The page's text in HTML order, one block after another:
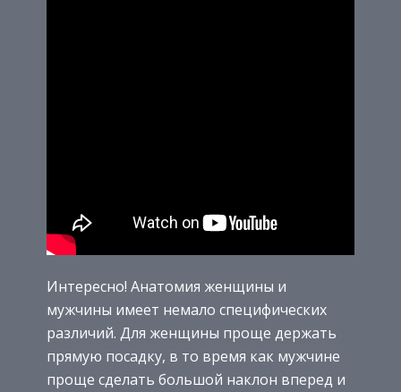
Интересно! Анатомия женщины и
мужчины имеет немало специфических
различий. Для женщины проще держать
прямую посадку, в то время как мужчине
проще сделать большой наклон вперед и